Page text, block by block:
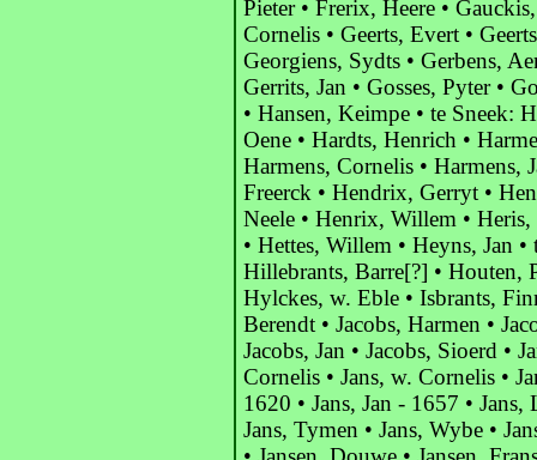
Pieter • Frerix, Heere •
Cornelis • Geerts, Evert •
Georgiens, Sydts • Gerbens,
Gerrits, Jan • Gosses, Pyter •
• Hansen, Keimpe • te Sneek:
Oene • Hardts, Henrich •
Harmens, Cornelis • Harmens,
Freerck • Hendrix, Gerryt •
Neele • Henrix, Willem • Heris,
• Hettes, Willem • Heyns, Jan
Hillebrants, Barre[?] • Houten,
Hylckes, w. Eble • Isbrants,
Berendt • Jacobs, Harmen •
Jacobs, Jan • Jacobs, Sioerd •
Cornelis • Jans, w. Cornelis •
1620 • Jans, Jan - 1657 • Jans,
Jans, Tymen • Jans, Wybe •